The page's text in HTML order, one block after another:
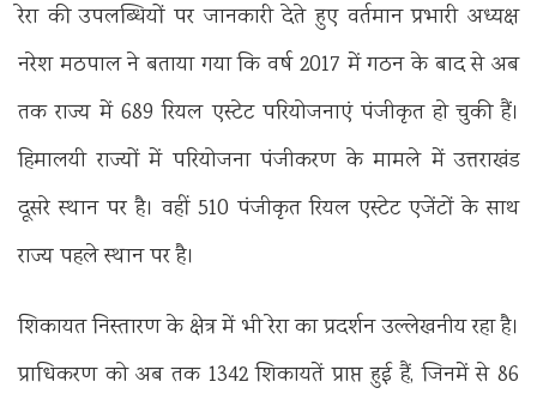
रेरा की उपलब्धियों पर जानकारी देते हुए वर्तमान प्रभारी अध्यक्ष
नरेश मठपाल ने बताया गया कि वर्ष 2017 में गठन के बाद से अब
तक राज्य में 689 रियल एस्टेट परियोजनाएं पंजीकृत हो चुकी हैं।
हिमालयी राज्यों में परियोजना पंजीकरण के मामले में उत्तराखंड
दूसरे स्थान पर है। वहीं 510 पंजीकृत रियल एस्टेट एजेंटों के साथ
राज्य पहले स्थान पर है।
शिकायत निस्तारण के क्षेत्र में भी रेरा का प्रदर्शन उल्लेखनीय रहा है।
प्राधिकरण को अब तक 1342 शिकायतें प्राप्त हुई हैं, जिनमें से 86